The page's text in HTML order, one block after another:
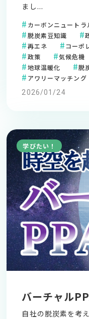
まし...
カーボンニュートラ
脱炭素豆知識
再エネ
コーポ
政策
気候危機
地球温暖化
脱
アワリーマッチング
2026/01/24
学びたい！
バーチャル
自社の脱炭素を考